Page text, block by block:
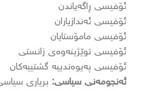
ئۆفیسی ڕاگەیاندن
ئۆفیسی ئەندازیاران
ئۆفیسی مامۆستایان
ئۆفیسی توێژینەوەی زانستی
ئۆفیسی پەیوەندییە گشتییەکان
ئەنجومەنی سیاسی: بریاری